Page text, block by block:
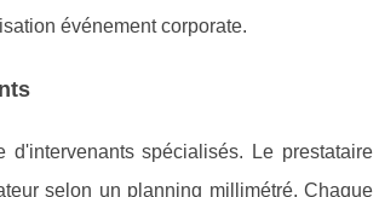
événement corporate.
d'intervenants spécialisés. Le prestataire
selon un planning millimétré. Chaque